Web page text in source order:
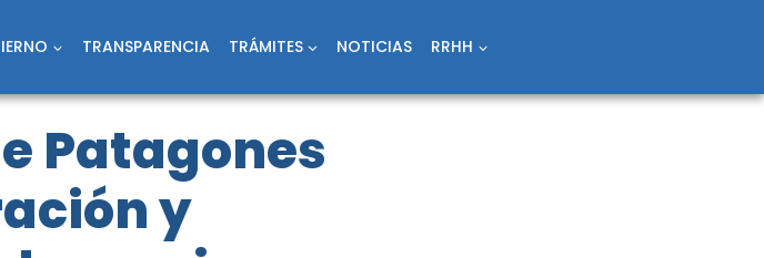
TRANSPARENCIA TRÁMITES NOTICIAS RRHH
Patagones
y